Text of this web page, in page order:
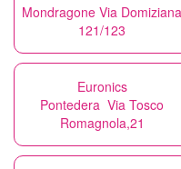
Mondragone Via Domiziana
121/123
Euronics
Pontedera Via Tosco
Romagnola,21